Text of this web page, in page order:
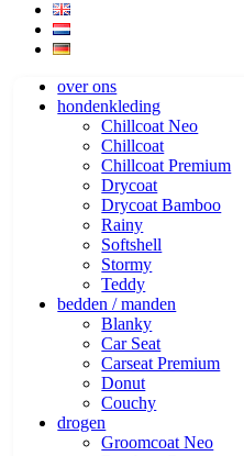
over ons
hondenkleding
Chillcoat Neo
Chillcoat
Chillcoat Premium
Drycoat
Drycoat Bamboo
Rainy
Softshell
Stormy
Teddy
bedden / manden
Blanky
Car Seat
Carseat Premium
Donut
Couchy
drogen
Groomcoat Neo